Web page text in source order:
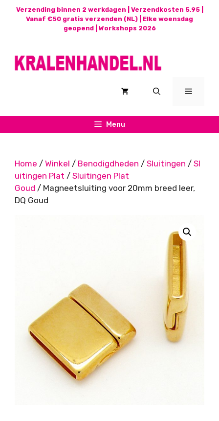
Verzending binnen 2 werkdagen | Verzendkosten 5,95 |
Vanaf €50 gratis verzenden (NL) | Elke woensdag
geopend | Workshops 2026
Menu
Menu
Home / Winkel / Benodigdheden / Sluitingen / Sl
uitingen Plat / Sluitingen Plat
Goud / Magneetsluiting voor 20mm breed leer,
DQ Goud